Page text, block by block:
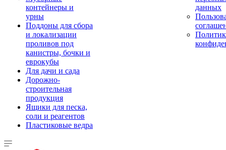
контейнеры и
урны
Поддоны для сбора
и локализации
проливов под
канистры, бочки и
еврокубы
Для дачи и сада
Дорожно-
строительная
продукция
Ящики для песка,
соли и реагентов
Пластиковые ведра
данных